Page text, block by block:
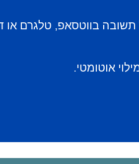
בווטסאפ, טלגרם או
אוטומטי.